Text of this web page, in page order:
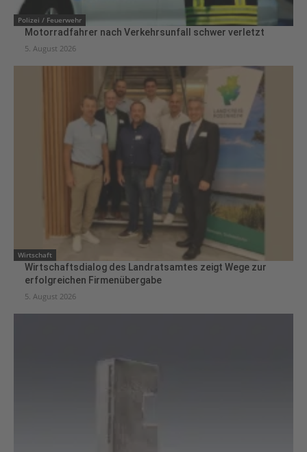
Polizei / Feuerwehr
Motorradfahrer nach Verkehrsunfall schwer verletzt
5. August 2026
Wirtschaft
Wirtschaftsdialog des Landratsamtes zeigt Wege zur
erfolgreichen Firmenübergabe
5. August 2026